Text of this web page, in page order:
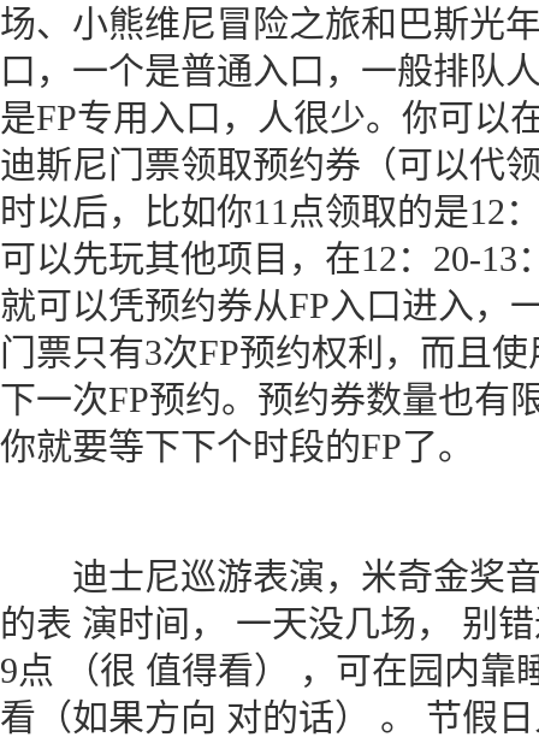
场、小熊维尼冒险之旅和巴斯光
口，一个是普通入口，一般排队
是FP专用入口，人很少。你可以
迪斯尼门票领取预约券（可以代
时以后，比如你11点领取的是12
可以先玩其他项目，在12：20-
就可以凭预约券从FP入口进入，
门票只有3次FP预约权利，而且
下一次FP预约。预约券数量也有
你就要等下下个时段的FP了。
迪士尼巡游表演，米奇金奖音
的表 演时间， 一天没几场， 别
9点 （很 值得看） ，可在园内靠
看（如果方向 对的话） 。 节假